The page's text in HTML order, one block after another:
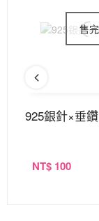
925銀針×垂
NT$ 100